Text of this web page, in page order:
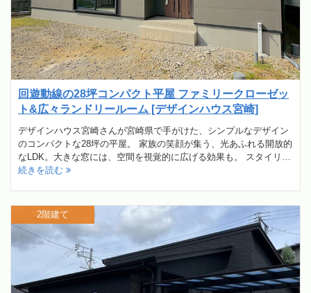
回遊動線の28坪コンパクト平屋 ファミリークローゼッ
ト&広々ランドリールーム [デザインハウス宮崎]
デザインハウス宮崎さんが宮崎県で手がけた、シンプルなデザイン
のコンパクトな28坪の平屋。 家族の笑顔が集う、光あふれる開放的
なLDK。大きな窓には、空間を視覚的に広げる効果も。 スタイリ…
続きを読む
2階建て